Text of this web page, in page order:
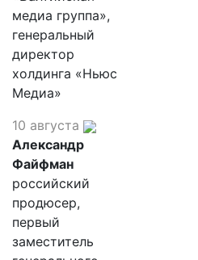
медиа группа»,
генеральный
директор
холдинга «Ньюс
Медиа»
10 августа
Александр
Файфман
российский
продюсер,
первый
заместитель